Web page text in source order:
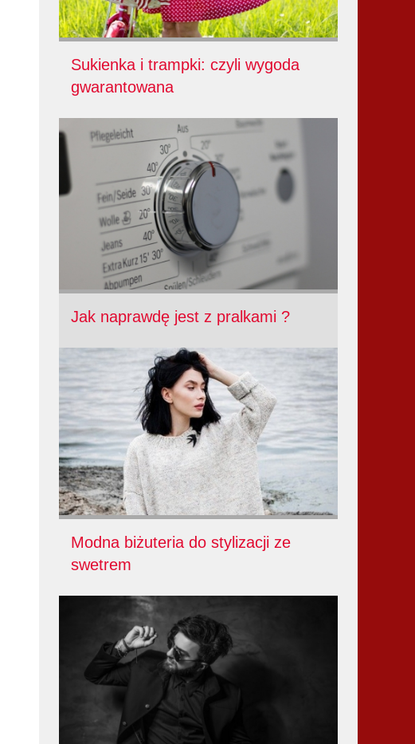
Sukienka i trampki: czyli wygoda
gwarantowana
Jak naprawdę jest z pralkami ?
Modna biżuteria do stylizacji ze
swetrem